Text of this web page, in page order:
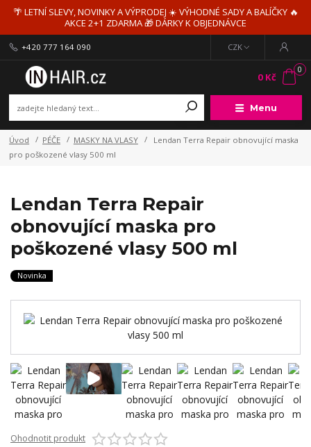
🌴 LETNÍ SLEVY, NOVINKY A VÝPRODEJ ☀️ VÝHODNÉ SADY A BALÍČKY 🔥
AKCE 2+1 ZDARMA 🎁 DÁRKY K OBJEDNÁVCE
Menu
CZK
+420 777 164 090
0
0 Kč
Úvod PÉČE MASKY NA VLASY
Lendan Terra Repair obnovující maska
pro poškozené vlasy 500 ml
Lendan Terra Repair
obnovující maska pro
poškozené vlasy 500 ml
Novinka
Ohodnotit produkt